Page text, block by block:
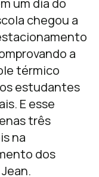
um dia do
chegou a
a
térmico
estudantes
E esse
três
na
dos